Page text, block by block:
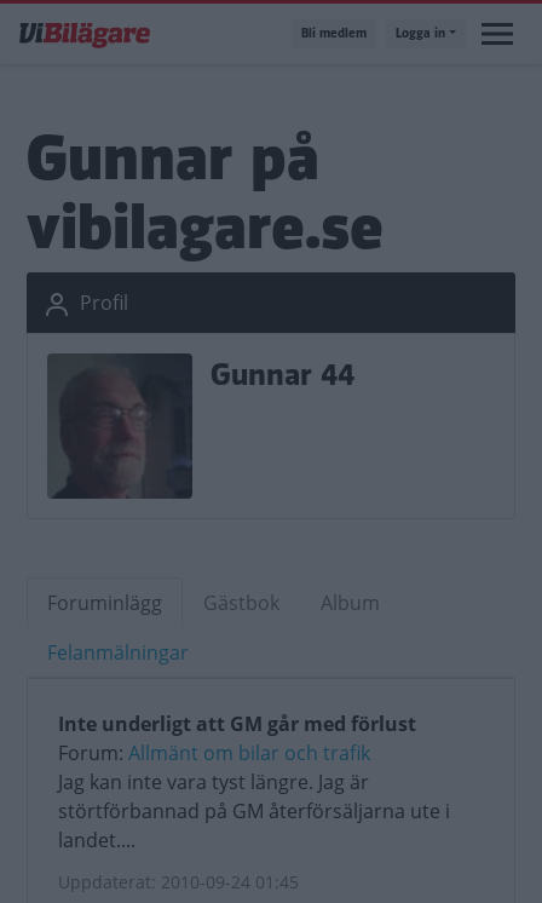
till
Bli medlem Logga in
Gunnar på
vibilagare.se
Profil
Gunnar 44
Foruminlägg Gästbok
Album
Felanmälningar
Inte underligt att GM går med förlust
Forum: Allmänt om bilar och trafik
Jag kan inte vara tyst längre. Jag är
störtförbannad på GM återförsäljarna ute i
landet....
Uppdaterat: 2010-09-24 01:45